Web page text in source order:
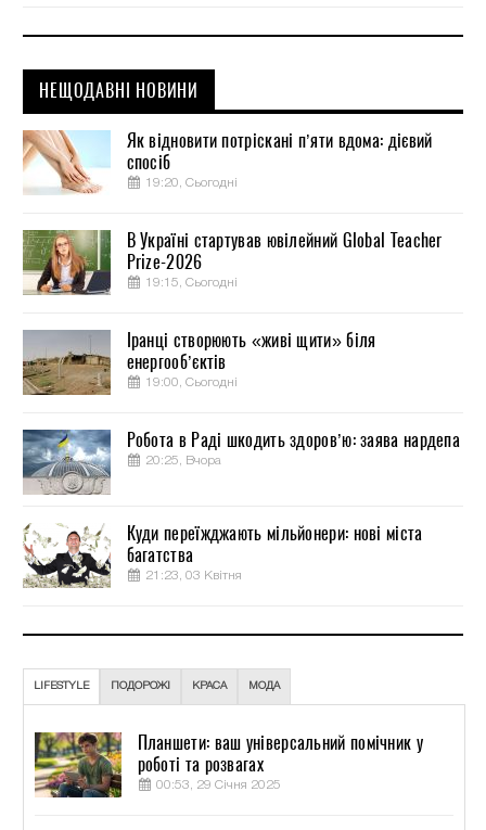
НЕЩОДАВНІ НОВИНИ
Як відновити потріскані п’яти вдома: дієвий
спосіб
19:20, Сьогодні
В Україні стартував ювілейний Global Teacher
Prize-2026
19:15, Сьогодні
Іранці створюють «живі щити» біля
енергооб’єктів
19:00, Сьогодні
Робота в Раді шкодить здоров’ю: заява нардепа
20:25, Вчора
Куди переїжджають мільйонери: нові міста
багатства
21:23, 03 Квітня
LIFESTYLE ПОДОРОЖІ КРАСА МОДА
Планшети: ваш універсальний помічник у
роботі та розвагах
00:53, 29 Січня 2025